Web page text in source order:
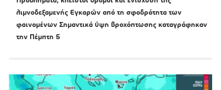
λιμνοδεξαμενής Εγκαρών από τη σφοδρότητα των
φαινομένων Σημαντικά ύψη βροχόπτωσης καταγράφηκαν
την Πέμπτη 5